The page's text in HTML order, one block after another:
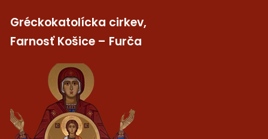
Gréckokatolícka cirkev,
Farnosť Košice – Furča